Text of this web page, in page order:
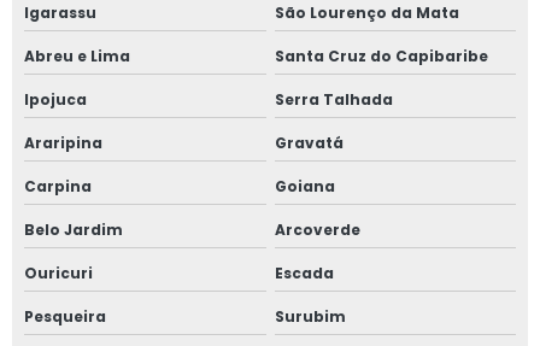
Igarassu São Lourenço da Mata
Abreu e Lima Santa Cruz do Capibaribe
Ipojuca Serra Talhada
Araripina Gravatá
Carpina Goiana
Belo Jardim Arcoverde
Ouricuri Escada
Pesqueira Surubim